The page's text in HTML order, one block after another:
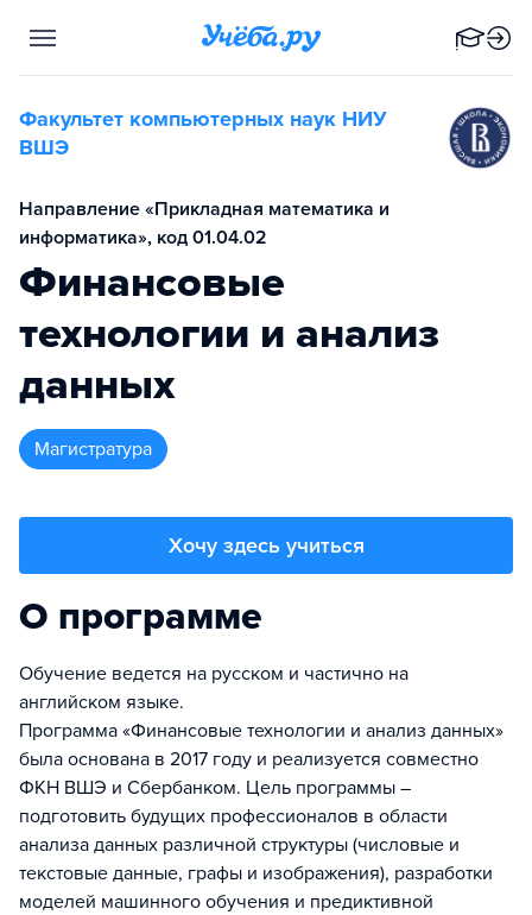
Факультет компьютерных наук НИУ
ВШЭ
Направление «Прикладная математика и
информатика», код 01.04.02
Финансовые
технологии и анализ
данных
магистратура
Хочу здесь учиться
О программе
Обучение ведется на русском и частично на
английском языке.
Программа «Финансовые технологии и анализ данных»
была основана в 2017 году и реализуется совместно
ФКН ВШЭ и Сбербанком. Цель программы –
подготовить будущих профессионалов в области
анализа данных различной структуры (числовые и
текстовые данные, графы и изображения), разработки
моделей машинного обучения и предиктивной